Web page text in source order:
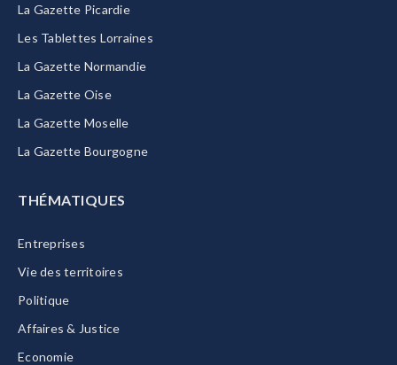
La Gazette Picardie
Les Tablettes Lorraines
La Gazette Normandie
La Gazette Oise
La Gazette Moselle
La Gazette Bourgogne
THÉMATIQUES
Entreprises
Vie des territoires
Politique
Affaires & Justice
Economie